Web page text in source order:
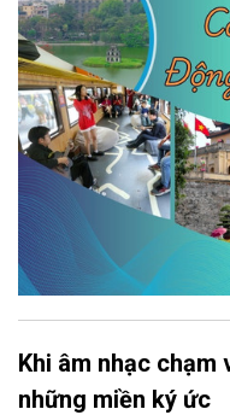
Văn Phong, Phó Bí thư
bộ đã được đặt ra nhằm
dậy sức mạnh văn hóa
vững của Thủ đô.
Khi âm nhạc chạm
những miền ký ức